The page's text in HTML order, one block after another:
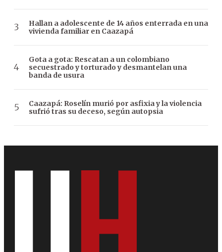
Hallan a adolescente de 14 años enterrada en una
vivienda familiar en Caazapá
Gota a gota: Rescatan a un colombiano
secuestrado y torturado y desmantelan una
banda de usura
Caazapá: Roselín murió por asfixia y la violencia
sufrió tras su deceso, según autopsia